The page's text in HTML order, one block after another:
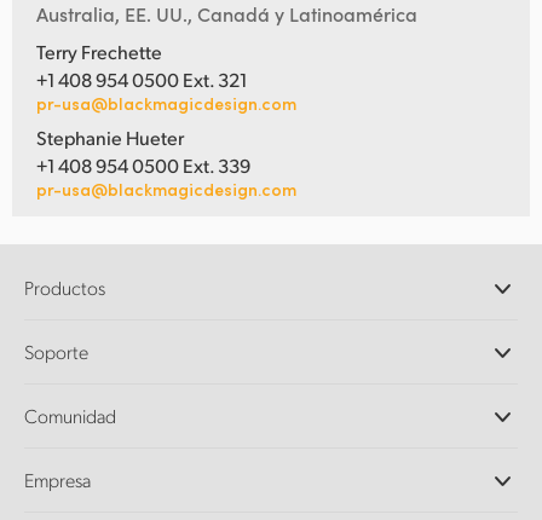
Australia, EE. UU., Canadá y Latinoamérica
Terry Frechette
+1 408 954 0500 Ext. 321
pr-usa@blackmagicdesign.com
Stephanie Hueter
+1 408 954 0500 Ext. 339
pr-usa@blackmagicdesign.com
Productos
DaVinci Resolve y Fusion
Ultimatte
Captura y reproducción
Soporte
Centro de soporte técnico
Comunidad
Empresa